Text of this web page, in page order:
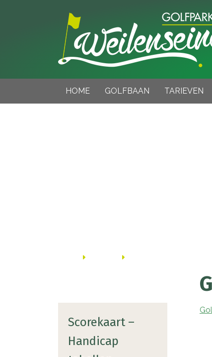
HOME GOLFBAAN
Starttijd reserveren
Agenda
TARIEVEN
Scorekaart –
Handicap